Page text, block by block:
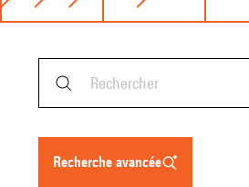
recherche avancée